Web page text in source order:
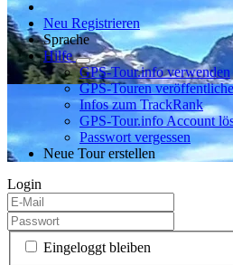
Neu Registrieren
Sprache
Hilfe
GPS-Tour.info verwenden
GPS-Touren
Infos zum TrackRank
GPS-Tour.info Account
Passwort vergessen
Neue Tour erstellen
Login
Eingeloggt bleiben